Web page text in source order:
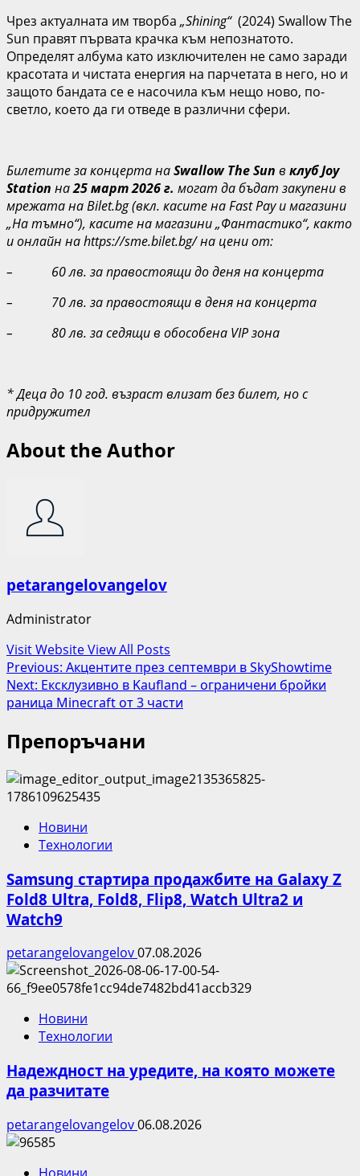
Чрез актуалната им творба „Shining“(2024) Swallow The
Sun правят първата крачка към непознатото.
Определят албума като изключителен не само заради
красотата и чистата енергия на парчетата в него, но и
защото бандата се е насочила към нещо ново, по-
светло, което да ги отведе в различни сфери.
Билетите за концерта наSwallow The Sun в клуб Joy
Station на25март2026г. могат да бъдат закупени в
мрежата на Bilet.bg (вкл. касите на Fast Pay и магазини
„На тъмно“), касите на магазини „Фантастико“, както
и онлайн на https://sme.bilet.bg/ на цени от:
– 60 лв. за правостоящи до деня на концерта
– 70 лв. за правостоящи в деня на концерта
–
80 лв. за седящи в обособена VIP зона
* Деца до 10 год. възраст влизат без билет, но с
придружител
About the Author
petarangelovangelov
Administrator
Visit WebsiteView All Posts
Post
navigation
Previous: Акцентите през септември в SkyShowtime
Next: Ексклузивно в Kaufland – ограничени бройки
раница Minecraft от 3 части
Препоръчани
Новини
Технологии
Samsung стартира продажбите на Galaxy Z
Fold8 Ultra, Fold8, Flip8, Watch Ultra2 и
Watch9
petarangelovangelov07.08.2026
Новини
Технологии
Надеждност на уредите, на която можете
да разчитате
petarangelovangelov06.08.2026